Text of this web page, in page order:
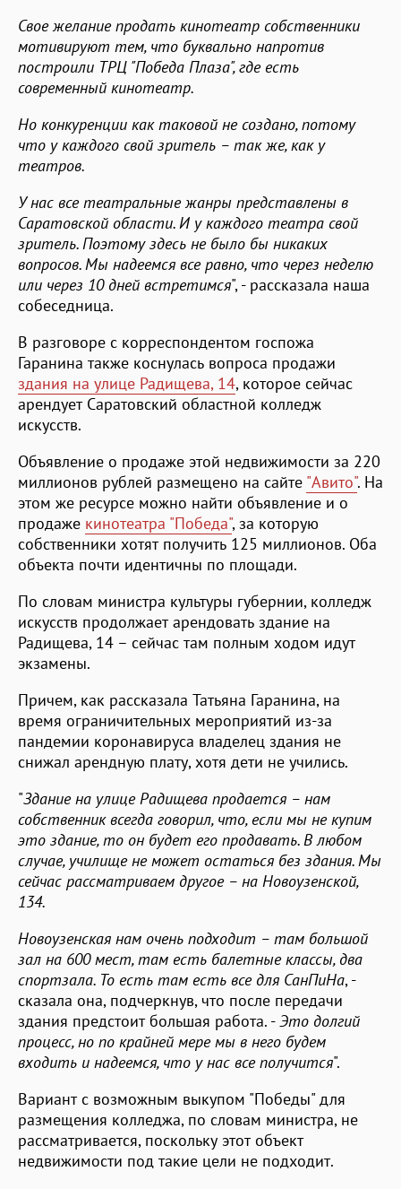
Свое желание продать кинотеатр собственники
мотивируют тем, что буквально напротив
построили ТРЦ "Победа Плаза", где есть
современный кинотеатр.
Но конкуренции как таковой не создано, потому
что у каждого свой зритель – так же, как у
театров.
У нас все театральные жанры представлены в
Саратовской области. И у каждого театра свой
зритель. Поэтому здесь не было бы никаких
вопросов. Мы надеемся все равно, что через неделю
или через 10 дней встретимся", - рассказала наша
собеседница.
В разговоре с корреспондентом госпожа
Гаранина также коснулась вопроса продажи
здания на улице Радищева, 14, которое сейчас
арендует Саратовский областной колледж
искусств.
Объявление о продаже этой недвижимости за 220
миллионов рублей размещено на сайте "Авито". На
этом же ресурсе можно найти объявление и о
продаже кинотеатра "Победа", за которую
собственники хотят получить 125 миллионов. Оба
объекта почти идентичны по площади.
По словам министра культуры губернии, колледж
искусств продолжает арендовать здание на
Радищева, 14 – сейчас там полным ходом идут
экзамены.
Причем, как рассказала Татьяна Гаранина, на
время ограничительных мероприятий из-за
пандемии коронавируса владелец здания не
снижал арендную плату, хотя дети не учились.
"Здание на улице Радищева продается – нам
собственник всегда говорил, что, если мы не купим
это здание, то он будет его продавать. В любом
случае, училище не может остаться без здания. Мы
сейчас рассматриваем другое – на Новоузенской,
134.
Новоузенская нам очень подходит – там большой
зал на 600 мест, там есть балетные классы, два
спортзала. То есть там есть все для СанПиНа, -
сказала она, подчеркнув, что после передачи
здания предстоит большая работа. - Это долгий
процесс, но по крайней мере мы в него будем
входить и надеемся, что у нас все получится".
Вариант с возможным выкупом "Победы" для
размещения колледжа, по словам министра, не
рассматривается, поскольку этот объект
недвижимости под такие цели не подходит.